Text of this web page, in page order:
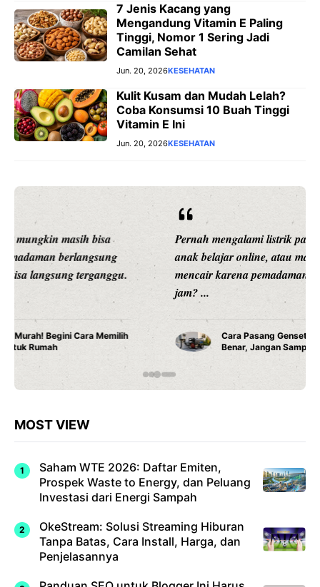
7 Jenis Kacang yang
Mengandung Vitamin E Paling
Tinggi, Nomor 1 Sering Jadi
Camilan Sehat
Jun. 20, 2026KESEHATAN
Kulit Kusam dan Mudah Lelah?
Coba Konsumsi 10 Buah Tinggi
Vitamin E Ini
Jun. 20, 2026KESEHATAN
Pernah mengalami listrik padam saat sedang bekerja,
anak belajar online, atau makanan di kulkas mulai
mencair karena pemadaman berlangsung berjam-
jam? ...
Cara Pasang Genset di Rumah yang Aman dan
Benar, Jangan Sampai Salah Instalasi
MOST VIEW
Saham WTE 2026: Daftar Emiten,
Prospek Waste to Energy, dan Peluang
Investasi dari Energi Sampah
OkeStream: Solusi Streaming Hiburan
Tanpa Batas, Cara Install, Harga, dan
Penjelasannya